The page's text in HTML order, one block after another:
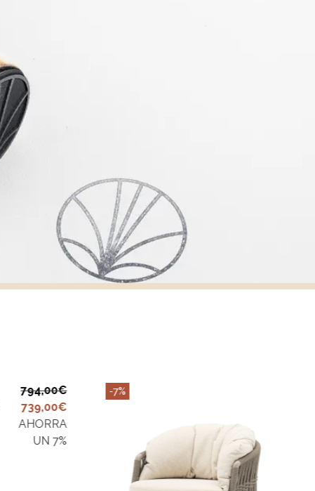
794,00€
739,00€
AHORRA
UN 7%
-7%